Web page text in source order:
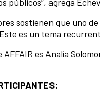
sostienen que uno
es un tema
AFFAIR es Analía